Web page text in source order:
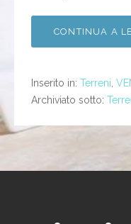
CONTINUA A
Inserito in: Terreni
Archiviato sotto: